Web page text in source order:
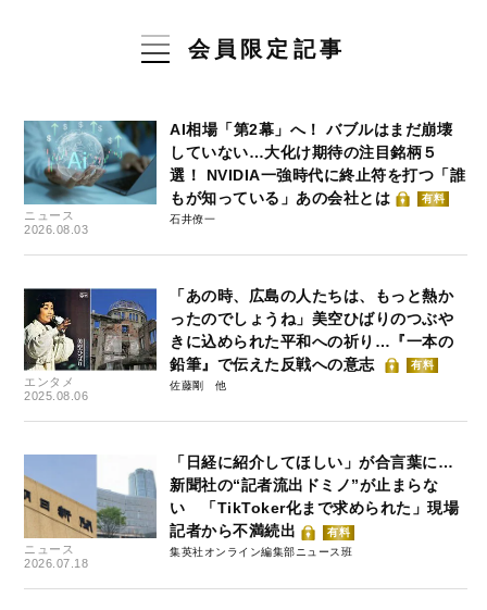
会員限定記事
ニュース
2026.08.03
AI相場「第2幕」へ！ バブルはまだ崩壊
していない…大化け期待の注目銘柄５
選！ NVIDIA一強時代に終止符を打つ「誰
もが知っている」あの会社とは
有料
石井僚一
エンタメ
2025.08.06
「あの時、広島の人たちは、もっと熱か
ったのでしょうね」美空ひばりのつぶや
きに込められた平和への祈り…『一本の
鉛筆』で伝えた反戦への意志
有料
佐藤剛
ニュース
2026.07.18
「日経に紹介してほしい」が合言葉に…
新聞社の“記者流出ドミノ”が止まらな
い 「TikToker化まで求められた」現場
記者から不満続出
有料
集英社オンライン編集部ニュース班